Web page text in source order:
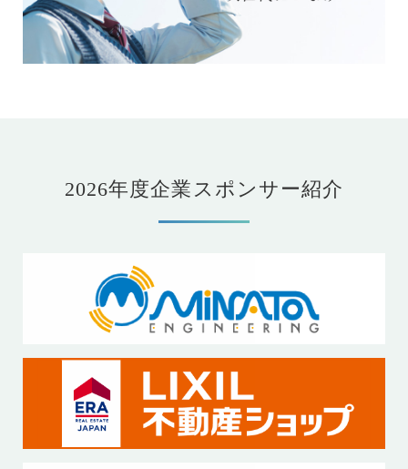
2026年度企業スポンサー紹介